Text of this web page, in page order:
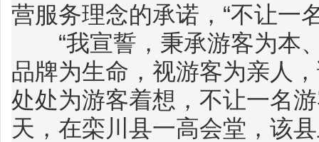
营服务理念的承诺，“不让一
“我宣誓，秉承游客为本
品牌为生命，视游客为亲人
处处为游客着想，不让一名
天，在栾川县一高会堂，该